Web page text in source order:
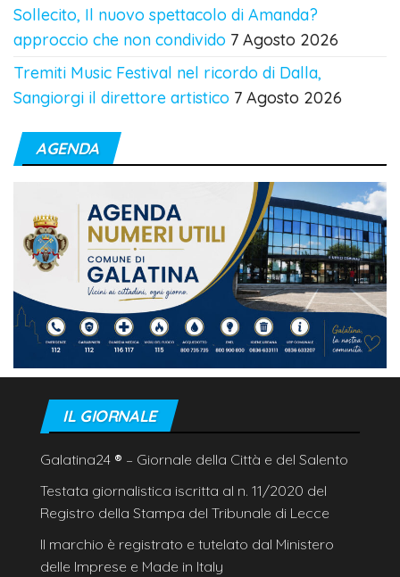
Sollecito, Il nuovo spettacolo di Amanda?
approccio che non condivido 7 Agosto 2026
Tremiti Music Festival nel ricordo di Dalla,
Sangiorgi il direttore artistico 7 Agosto 2026
AGENDA
IL GIORNALE
Galatina24 ® – Giornale della Città e del Salento
Testata giornalistica iscritta al n. 11/2020 del
Registro della Stampa del Tribunale di Lecce
Il marchio è registrato e tutelato dal Ministero
delle Imprese e Made in Italy